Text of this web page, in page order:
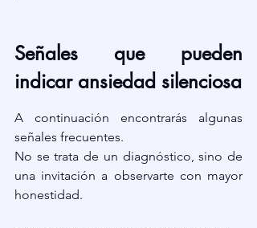
Señales que pueden
indicar ansiedad silenciosa
A continuación encontrarás algunas
señales frecuentes.
No se trata de un diagnóstico, sino de
una invitación a observarte con mayor
honestidad.